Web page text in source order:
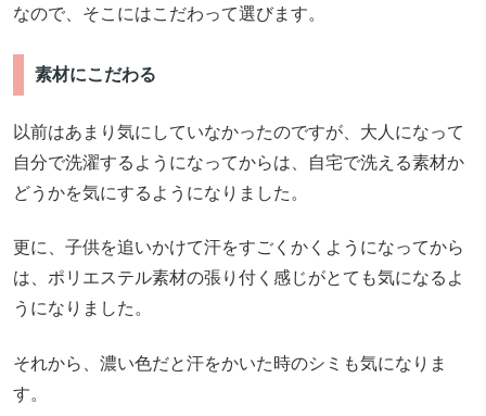
なので、そこにはこだわって選びます。
素材にこだわる
以前はあまり気にしていなかったのですが、大人になって
自分で洗濯するようになってからは、自宅で洗える素材か
どうかを気にするようになりました。
更に、子供を追いかけて汗をすごくかくようになってから
は、ポリエステル素材の張り付く感じがとても気になるよ
うになりました。
それから、濃い色だと汗をかいた時のシミも気になりま
す。